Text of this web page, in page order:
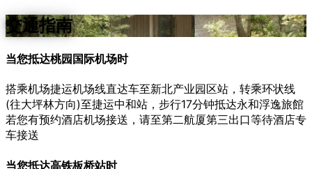
交通指南
当您抵达桃园国际机场时
搭乘机场捷运机场线直达车至新北产业园区站，转乘环状线
(往大坪林方向)至捷运中和站，步行17分钟抵达永和浮逸旅館
若您有预约酒店机场接送，请至第二航厦第三出口等待酒店专
车接送
当您抵达高铁板桥站时